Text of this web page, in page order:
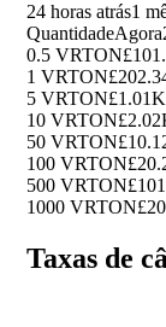
24 horas atrás1
QuantidadeAgora
0.5 VRTON
1 VRTON
5 VRTON£1.01K
10 VRTON
50 VRTON
100 VRTON
500 VRTON
1000 VRTON
Taxas de